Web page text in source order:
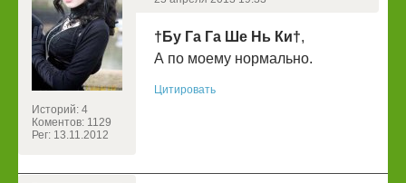
Историй: 4
Коментов: 1129
Рег: 13.11.2012
†Бу Га Га Ше Нь Ки†,
А по моему нормально.
Цитировать